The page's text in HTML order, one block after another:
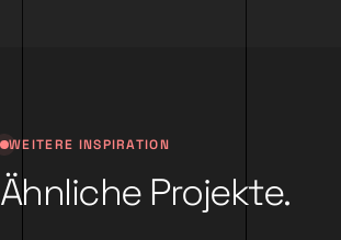
WEITERE INSPIRATION
Ähnliche Projekte.